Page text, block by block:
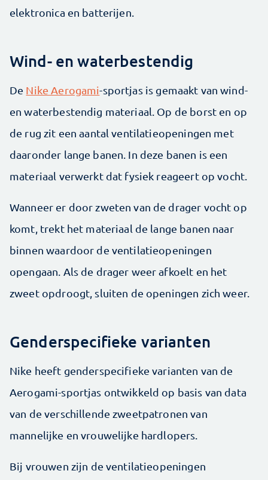
elektronica en batterijen.
Wind- en waterbestendig
De Nike Aerogami-sportjas is gemaakt van wind-
en waterbestendig materiaal. Op de borst en op
de rug zit een aantal ventilatieopeningen met
daaronder lange banen. In deze banen is een
materiaal verwerkt dat fysiek reageert op vocht.
Wanneer er door zweten van de drager vocht op
komt, trekt het materiaal de lange banen naar
binnen waardoor de ventilatieopeningen
opengaan. Als de drager weer afkoelt en het
zweet opdroogt, sluiten de openingen zich weer.
Genderspecifieke varianten
Nike heeft genderspecifieke varianten van de
Aerogami-sportjas ontwikkeld op basis van data
van de verschillende zweetpatronen van
mannelijke en vrouwelijke hardlopers.
Bij vrouwen zijn de ventilatieopeningen